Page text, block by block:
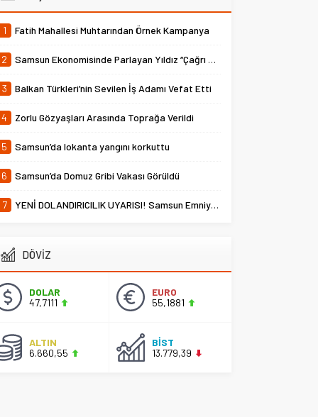
1 Fatih Mahallesi Muhtarından Örnek Kampanya
2 Samsun Ekonomisinde Parlayan Yıldız “Çağrı Temper”
3 Balkan Türkleri’nin Sevilen İş Adamı Vefat Etti
4 Zorlu Gözyaşları Arasında Toprağa Verildi
5 Samsun’da lokanta yangını korkuttu
6 Samsun’da Domuz Gribi Vakası Görüldü
7 YENİ DOLANDIRICILIK UYARISI! Samsun Emniyet Müdürlüğü Uyardı
DÖVİZ
DOLAR
47,7111
EURO
55,1881
ALTIN
6.660,55
BİST
13.779,39